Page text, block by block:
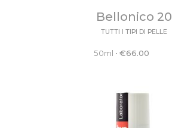
Bellonico 20
TUTTI I TIPI DI PELLE
50ml •€66.00